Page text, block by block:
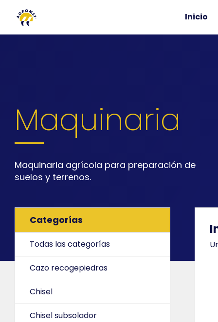
Inicio
Maquinaria
Maquinaria agrícola para preparación de
suelos y terrenos.
Categorías
Todas las categorías
Cazo recogepiedras
Chisel
Chisel subsolador